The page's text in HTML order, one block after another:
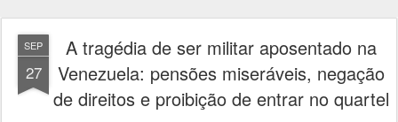
SEP
27
A tragédia de ser militar aposentado na
Venezuela: pensões miseráveis, negação
de direitos e proibição de entrar no quartel